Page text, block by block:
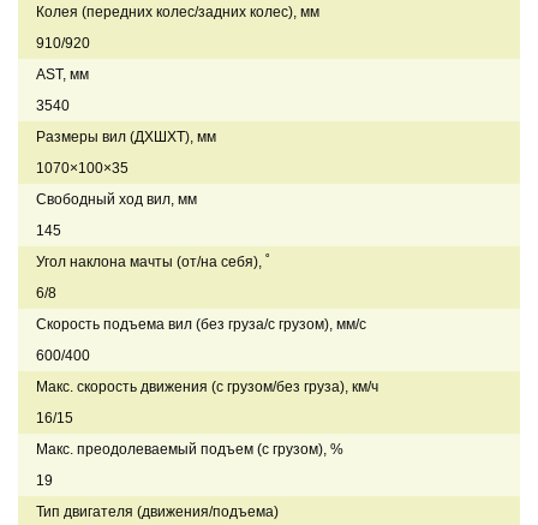
Колея (передних колес/задних колес), мм
910/920
AST, мм
3540
Размеры вил (ДXШXТ), мм
1070×100×35
Свободный ход вил, мм
145
Угол наклона мачты (от/на себя), ˚
6/8
Скорость подъема вил (без груза/с грузом), мм/с
600/400
Макс. скорость движения (с грузом/без груза), км/ч
16/15
Макс. преодолеваемый подъем (с грузом), %
19
Тип двигателя (движения/подъема)